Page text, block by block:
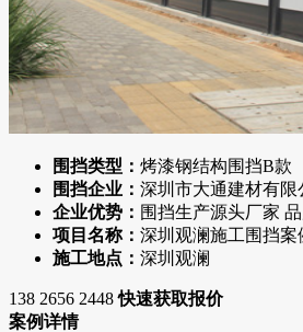
围挡类型： 烤漆钢结构围挡B款
围挡企业： 深圳市大通建材有限
企业优势： 围挡生产源头厂家
项目名称： 深圳观澜施工围挡案
施工地点： 深圳观澜
138 2656 2448快速获取报价
案例详情